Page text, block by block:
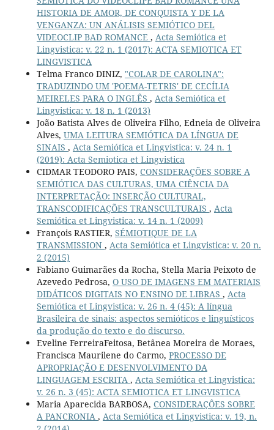
HISTORIA DE AMOR, DE CONQUISTA Y DE LA
VENGANZA: UN ANÁLISIS SEMIÓTICO DEL
VIDEOCLIP BAD ROMANCE , Acta Semiótica et
Lingvistica: v. 22 n. 1 (2017): ACTA SEMIOTICA ET
LINGVISTICA
Telma Franco DINIZ, "COLAR DE CAROLINA":
TRADUZINDO UM 'POEMA-TETRIS' DE CECÍLIA
MEIRELES PARA O INGLÊS , Acta Semiótica et
Lingvistica: v. 18 n. 1 (2013)
João Batista Alves de Oliveira Filho, Edneia de Oliveira
Alves, UMA LEITURA SEMIÓTICA DA LÍNGUA DE
SINAIS , Acta Semiótica et Lingvistica: v. 24 n. 1
(2019): Acta Semiotica et Lingvistica
CIDMAR TEODORO PAIS, CONSIDERAÇÕES SOBRE A
SEMIÓTICA DAS CULTURAS, UMA CIÊNCIA DA
INTERPRETAÇÃO: INSERÇÃO CULTURAL,
TRANSCODIFICAÇÕES TRANSCULTURAIS , Acta
Semiótica et Lingvistica: v. 14 n. 1 (2009)
François RASTIER, SÉMIOTIQUE DE LA
TRANSMISSION , Acta Semiótica et Lingvistica: v. 20 n.
2 (2015)
Fabiano Guimarães da Rocha, Stella Maria Peixoto de
Azevedo Pedrosa, O USO DE IMAGENS EM MATERIAIS
DIDÁTICOS DIGITAIS NO ENSINO DE LIBRAS , Acta
Semiótica et Lingvistica: v. 26 n. 4 (45): A língua
Brasileira de sinais: aspectos semióticos e linguísticos
da produção do texto e do discurso.
Eveline FerreiraFeitosa, Betânea Moreira de Moraes,
Francisca Maurilene do Carmo, PROCESSO DE
APROPRIAÇÃO E DESENVOLVIMENTO DA
LINGUAGEM ESCRITA , Acta Semiótica et Lingvistica:
v. 26 n. 3 (45): ACTA SEMIOTICA ET LINGVISTICA
Maria Aparecida BARBOSA, CONSIDERAÇÔES SOBRE
A PANCRONIA , Acta Semiótica et Lingvistica: v. 19, n.